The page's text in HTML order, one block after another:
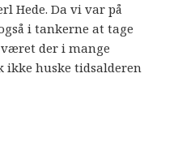
Hede. Da vi var på
i tankerne at tage
været der i mange
ikke huske tidsalderen